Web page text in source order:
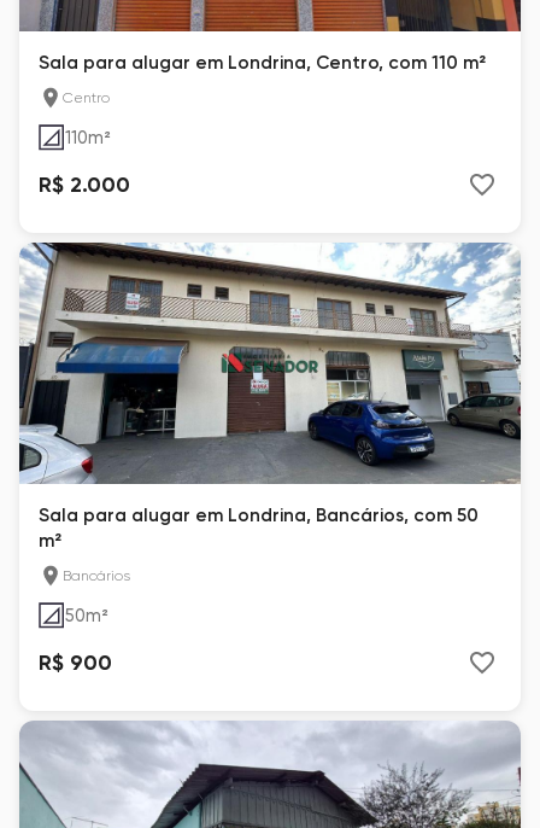
Sala para alugar em Londrina, Centro, com 110 m²
Centro
110m²
R$ 2.000
Sala para alugar em Londrina, Bancários, com 50
m²
Bancários
50m²
R$ 900